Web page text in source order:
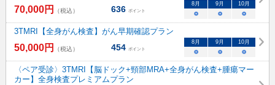
70,000円 （税込） 636 ポイント
8月 9月 10月
○ ○ ○
3TMRI【全身がん検査】がん早期確認プラン
50,000円 （税込） 454 ポイント
8月 9月 10月
○ ○ ○
〈ペア受診〉3TMRI【脳ドック+頸部MRA+全身がん検査+腫瘍マー
カー】全身検査プレミアムプラン